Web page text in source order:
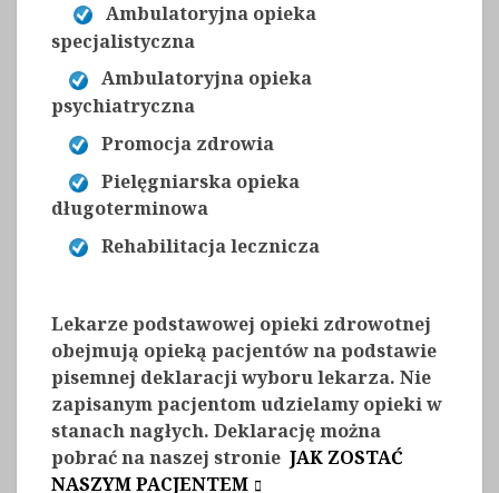
Ambulatoryjna opieka
specjalistyczna
Ambulatoryjna opieka
psychiatryczna
Promocja zdrowia
Pielęgniarska opieka
długoterminowa
Rehabilitacja lecznicza
Lekarze podstawowej opieki zdrowotnej
obejmują opieką pacjentów na podstawie
pisemnej deklaracji wyboru lekarza. Nie
zapisanym pacjentom udzielamy opieki w
stanach nagłych. Deklarację można
pobrać na naszej stronie JAK ZOSTAĆ
NASZYM PACJENTEM